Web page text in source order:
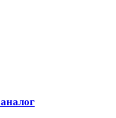
аналог